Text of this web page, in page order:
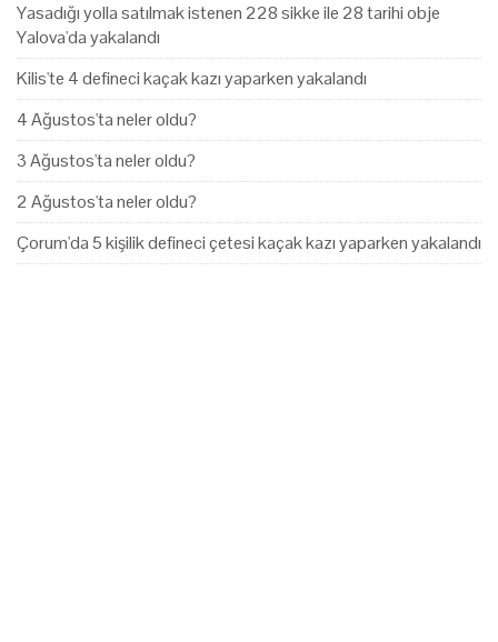
Yasadığı yolla satılmak istenen 228 sikke ile 28 tarihi obje
Yalova'da yakalandı
Kilis'te 4 defineci kaçak kazı yaparken yakalandı
4 Ağustos'ta neler oldu?
3 Ağustos'ta neler oldu?
2 Ağustos'ta neler oldu?
Çorum'da 5 kişilik defineci çetesi kaçak kazı yaparken yakalandı